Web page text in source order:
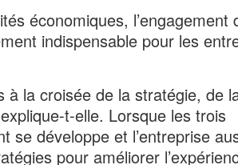
économiques, l’engagement
indispensable pour les
à la croisée de la stratégie, de
t-elle. Lorsque les trois
se développe et l’entreprise
pour améliorer